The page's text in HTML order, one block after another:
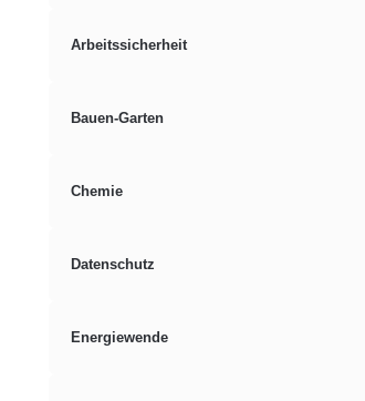
Arbeitssicherheit
Bauen-Garten
Chemie
Datenschutz
Energiewende